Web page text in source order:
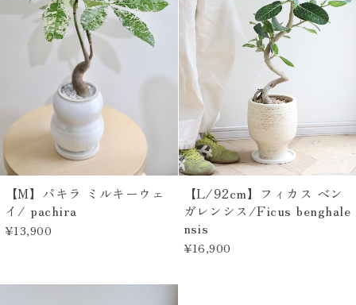
【M】パキラ ミルキーウェ
イ/ pachira
¥13,900
【L/92cm】フィカス ベン
ガレンシス/Ficus benghale
nsis
¥16,900